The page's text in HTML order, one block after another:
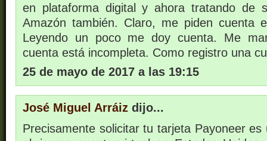
en plataforma digital y ahora tratando de
Amazón también. Claro, me piden cuenta
Leyendo un poco me doy cuenta. Me
cuenta está incompleta. Como registro una
25 de mayo de 2017 a las 19:15
José Miguel Arráiz dijo...
Precisamente solicitar tu tarjeta Payoneer es